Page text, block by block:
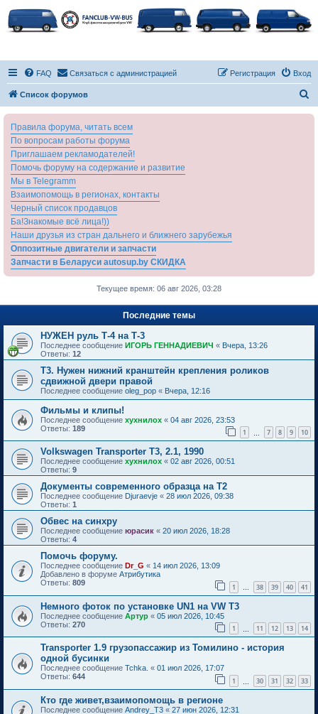
FAQ Связаться с администрацией Вход
Регистрация
Список форумов
Правила форума, читать всем
По вопросам работы форума
Приглашаем рекламодателей!
Помочь форуму на содержание и развитие
Мы в Telegramm
Взаимопомощь в регионах, контакты
Черный список продавцов
Ба!Знакомые всё лица!))
Наши друзья из стран дальнего и ближнего зарубежья
Оппозитные двигатели и запчасти
Запчасти в Беларуси autosup.by СКИДКА
Текущее время: 06 авг 2026, 03:28
Последние темы
НУЖЕН руль Т-4 на Т-3
Последнее сообщение ИГОРЬ ГЕННАДИЕВИЧ « Вчера, 13:26
Ответы: 12
Т3. Нужен нижний кранштейн крепления роликов
сдвижной двери правой
Последнее сообщение oleg_pop « Вчера, 12:16
Фильмы и клипы!
Последнее сообщение хухнилох « 04 авг 2026, 23:53
Ответы: 189 1 7 8 9 10
Volkswagen Transporter T3, 2.1, 1990
Последнее сообщение хухнилох « 02 авг 2026, 00:51
Ответы: 9
Документы современного образца на Т2
Последнее сообщение Djuraevje « 28 июл 2026, 09:38
Ответы: 1
Обвес на синхру
Последнее сообщение юрасик « 20 июл 2026, 18:28
Ответы: 4
Помочь форуму.
Последнее сообщение Dr_G « 14 июл 2026, 13:09
Добавлено в форуме Атрибутика
Ответы: 809 1 … 38 39 40 41
Немного фоток по установке UN1 на VW T3
Последнее сообщение Артур « 05 июл 2026, 10:45
Ответы: 270 1 11 12 13 14
Transporter 1.9 грузопассажир из Томилино - история
одной бусинки
Последнее сообщение Tchka. « 01 июл 2026, 17:07
Ответы: 644 1 30 31 32 33
Кто где живет,взаимопомощь в регионе
Последнее сообщение Andrey_T3 « 27 июн 2026, 12:31